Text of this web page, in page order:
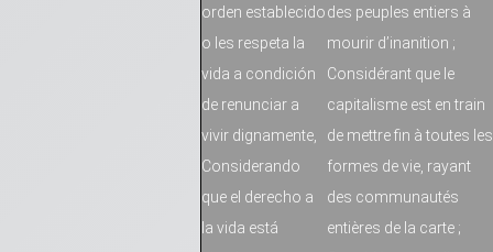
orden establecido
o les respeta la
vida a condición
de renunciar a
vivir dignamente,
Considerando
que el derecho a
la vida está
des peuples entiers à
mourir d’inanition ;
Considérant que le
capitalisme est en train
de mettre fin à toutes les
formes de vie, rayant
des communautés
entières de la carte ;